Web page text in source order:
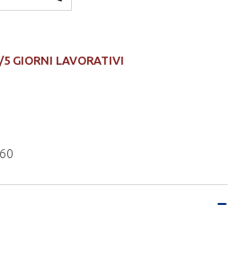
GIORNI LAVORATIVI